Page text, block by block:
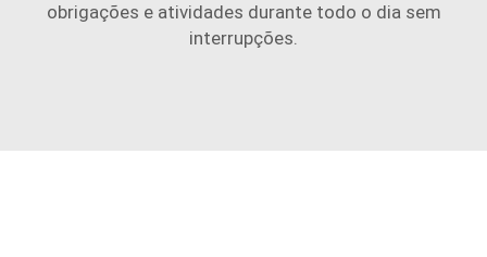
obrigações e atividades durante todo o dia sem
interrupções.